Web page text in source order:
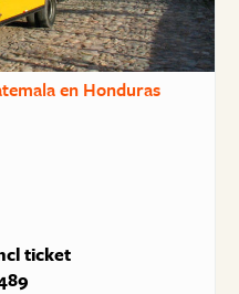
en Honduras
ticket